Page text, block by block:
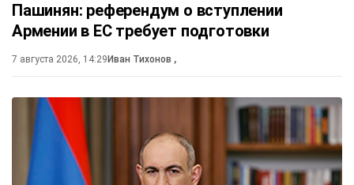
Пашинян: референдум о вступлении
Армении в ЕС требует подготовки
7 августа 2026, 14:29 Иван Тихонов ,